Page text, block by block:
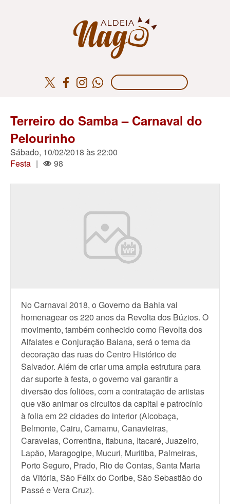
Terreiro do Samba – Carnaval do
Pelourinho
Sábado, 10/02/2018 às 22:00
Festa | 98
No Carnaval 2018, o Governo da Bahia vai
homenagear os 220 anos da Revolta dos Búzios. O
movimento, também conhecido como Revolta dos
Alfaiates e Conjuração Baiana, será o tema da
decoração das ruas do Centro Histórico de
Salvador. Além de criar uma ampla estrutura para
dar suporte à festa, o governo vai garantir a
diversão dos foliões, com a contratação de artistas
que vão animar os circuitos da capital e patrocínio
à folia em 22 cidades do interior (Alcobaça,
Belmonte, Cairu, Camamu, Canavieiras,
Caravelas, Correntina, Itabuna, Itacaré, Juazeiro,
Lapão, Maragogipe, Mucuri, Muritiba, Palmeiras,
Porto Seguro, Prado, Rio de Contas, Santa Maria
da Vitória, São Félix do Coribe, São Sebastião do
Passé e Vera Cruz).